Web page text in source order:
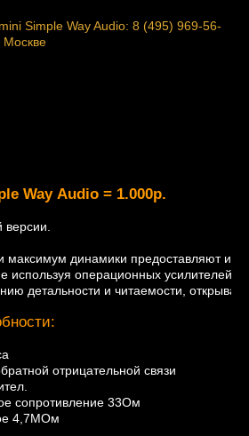
Way Audio = 1.000р.
версии
максимум динамики предоставляют
используя операционных усилителей
детальности и читаемости открывая
:
отрицательной связи
сопротивление 33Ом
4 7MОм